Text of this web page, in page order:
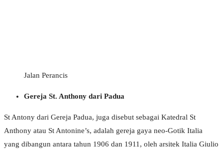
Jalan Perancis
Gereja St. Anthony dari Padua
St Antony dari Gereja Padua, juga disebut sebagai Katedral St
Anthony atau St Antonine’s, adalah gereja gaya neo-Gotik Italia
yang dibangun antara tahun 1906 dan 1911, oleh arsitek Italia Giulio